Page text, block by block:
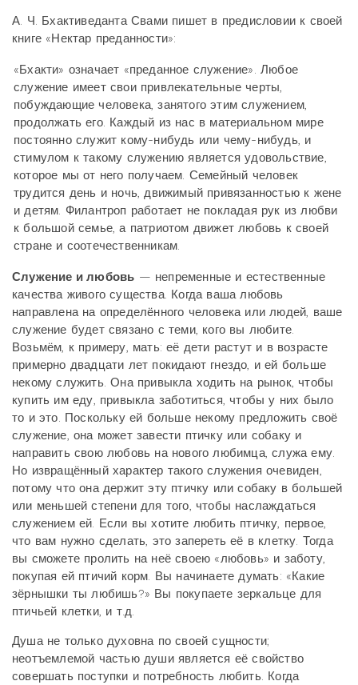
А. Ч. Бхактиведанта Свами пишет в предисловии к своей
книге «Нектар преданности»:
«Бхакти» означает «преданное служение». Любое
служение имеет свои привлекательные черты,
побуждающие человека, занятого этим служением,
продолжать его. Каждый из нас в материальном мире
постоянно служит кому-нибудь или чему-нибудь, и
стимулом к такому служению является удовольствие,
которое мы от него получаем. Семейный человек
трудится день и ночь, движимый привязанностью к жене
и детям. Филантроп работает не покладая рук из любви
к большой семье, а патриотом движет любовь к своей
стране и соотечественникам.
Служение и любовь — непременные и естественные
качества живого существа. Когда ваша любовь
направлена на определённого человека или людей, ваше
служение будет связано с теми, кого вы любите.
Возьмём, к примеру, мать: её дети растут и в возрасте
примерно двадцати лет покидают гнездо, и ей больше
некому служить. Она привыкла ходить на рынок, чтобы
купить им еду, привыкла заботиться, чтобы у них было
то и это. Поскольку ей больше некому предложить своё
служение, она может завести птичку или собаку и
направить свою любовь на нового любимца, служа ему.
Но извращённый характер такого служения очевиден,
потому что она держит эту птичку или собаку в большей
или меньшей степени для того, чтобы наслаждаться
служением ей. Если вы хотите любить птичку, первое,
что вам нужно сделать, это запереть её в клетку. Тогда
вы сможете пролить на неё своею «любовь» и заботу,
покупая ей птичий корм. Вы начинаете думать: «Какие
зёрнышки ты любишь?» Вы покупаете зеркальце для
птичьей клетки, и т.д.
Душа не только духовна по своей сущности;
неотъемлемой частью души является её свойство
совершать поступки и потребность любить. Когда